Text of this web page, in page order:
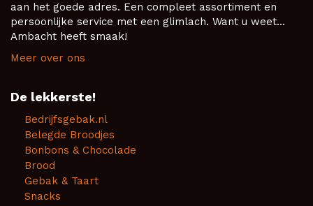
aan het goede adres. Een compleet assortiment en
persoonlijke service met een glimlach. Want u weet...
Ambacht heeft smaak!
Meer over ons
De lekkerste!
Bedrijfsgebak.nl
Belegde Broodjes
Bonbons & Chocolade
Brood
Gebak & Taart
Snacks